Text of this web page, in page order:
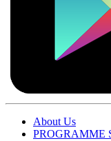
About Us
PROGRAMME